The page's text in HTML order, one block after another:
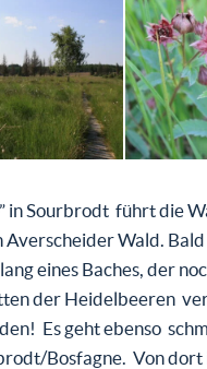
in Sourbrodt führt die
Wald.
eines Baches, der
der Heidelbeeren
Es geht ebenso
Bosfagne. Von dort